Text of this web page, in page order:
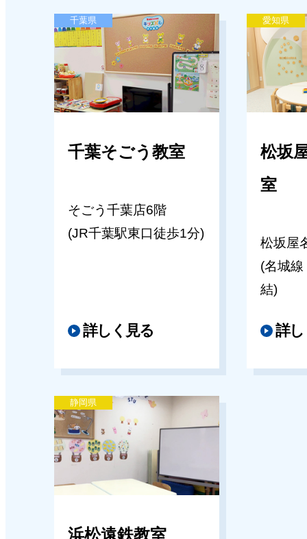
2026年01月23日
「本日の開講情報」 に関するご
西エリア）
2026年04月17日
キッズパル堺ジョルノ教室
体験授業のご案内
キッズパル上本町近鉄教室
上本町近鉄教室 体験会のご案内
キッズパル近鉄あべのハルカス教室
2026年03月27日
キッズパル近鉄あべのハルカス教室
キッズパル上本町近鉄教室
キッズパル高槻阪急スクエア教室
千葉そごう教室
そごう千葉店6階
(JR千葉駅東口徒歩1分)
詳しく見る
千葉県
松坂
室
松坂屋
(名城
結)
詳
愛知県
浜松遠鉄教室
静岡県